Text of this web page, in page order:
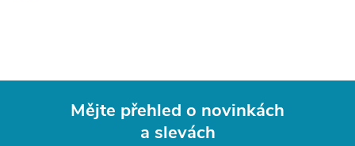
Mějte přehled o novinkách
a slevách